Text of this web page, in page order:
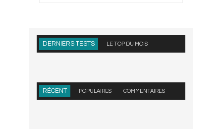
DERNIERS TESTS LE TOP DU MOIS
RÉCENT POPULAIRES COMMENTAIRES